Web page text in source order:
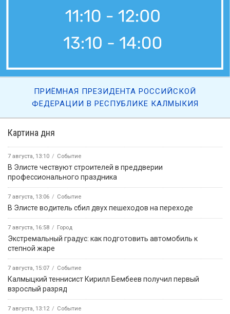
Картина дня
7 августа, 13:10 Событие
В Элисте чествуют строителей в преддверии
профессионального праздника
7 августа, 13:06 Событие
В Элисте водитель сбил двух пешеходов на переходе
7 августа, 16:58 Город
Экстремальный градус: как подготовить автомобиль к
степной жаре
7 августа, 15:07 Событие
Калмыцкий теннисист Кирилл Бембеев получил первый
взрослый разряд
7 августа, 13:12 Событие
ПРИЁМНАЯ ПРЕЗИДЕНТА РОССИЙСКОЙ
ФЕДЕРАЦИИ В РЕСПУБЛИКЕ КАЛМЫКИЯ